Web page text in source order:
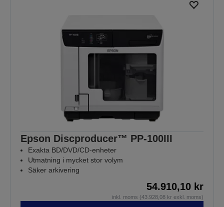
Epson Discproducer™ PP-100III
Exakta BD/DVD/CD-enheter
Utmatning i mycket stor volym
Säker arkivering
54.910,10 kr
inkl. moms (43.928,08 kr exkl. moms)